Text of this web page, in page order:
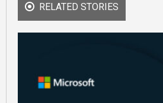
RELATED STORIES